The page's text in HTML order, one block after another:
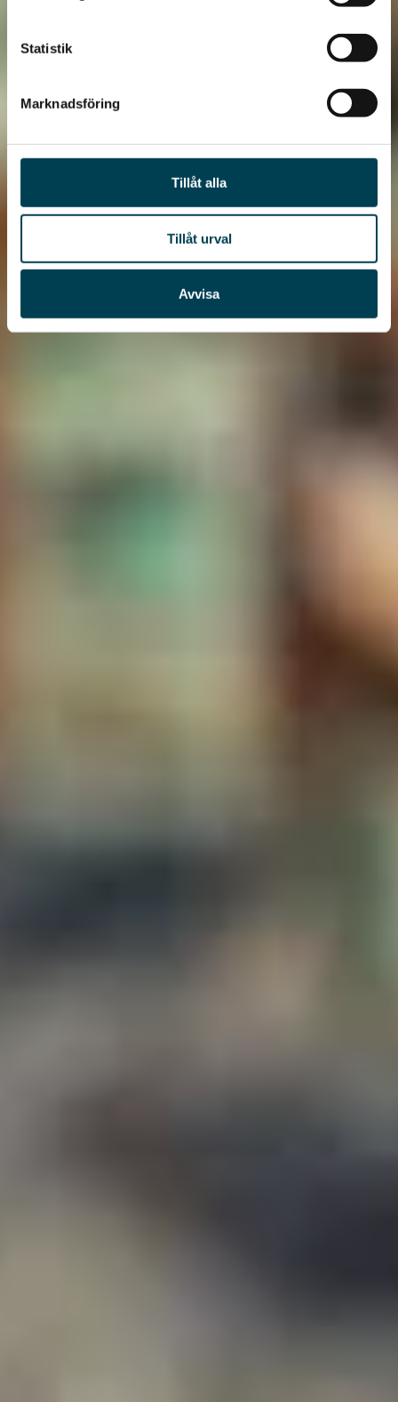
Statistik
Marknadsföring
Tillåt alla
Tillåt urval
Avvisa